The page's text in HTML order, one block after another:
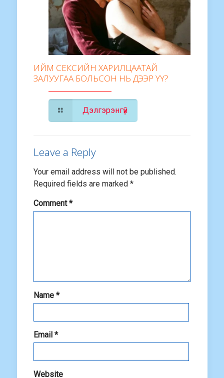
ИЙМ СЕКСИЙН ХАРИЛЦААТАЙ
ЗАЛУУГАА БОЛЬСОН НЬ ДЭЭР ҮҮ?
Дэлгэрэнгүй
Leave a Reply
Your email address will not be published.
Required fields are marked *
Comment*
Name *
Email *
Website